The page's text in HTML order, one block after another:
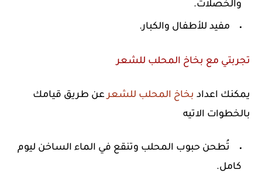
والخصلات.
مفيد للأطفال والكبار.
تجربتي مع بخاخ المحلب للشعر
يمكنك اعداد بخاخ المحلب للشعر عن طريق قيامك
بالخطوات الاتيه
تُطحن حبوب المحلب وتنقع في الماء الساخن ليوم
كامل.